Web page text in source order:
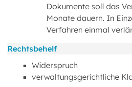
Dokumente soll das
Monate dauern. In
Verfahren einmal
Rechtsbehelf
Widerspruch
verwaltungsgerichtliche